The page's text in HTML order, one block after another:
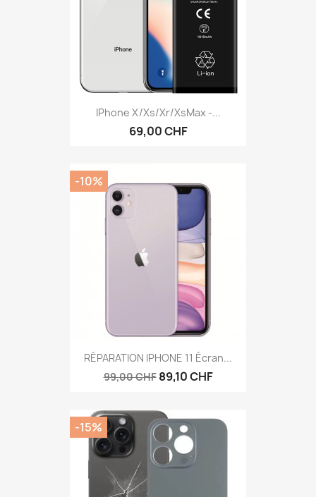
IPhone X/Xs/Xr/XsMax -...
69,00 CHF
RÉPARATION IPHONE 11 Écran...
99,00 CHF 89,10 CHF
-10%
-15%